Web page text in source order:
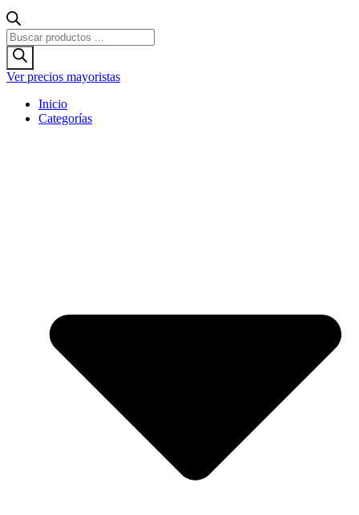
Búsqueda
de
productos
Ver precios mayoristas
Inicio
Categorías